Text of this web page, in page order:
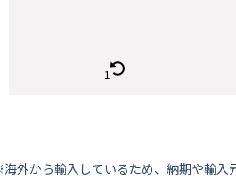
外から輸⼊しているため、納期や輸⼊